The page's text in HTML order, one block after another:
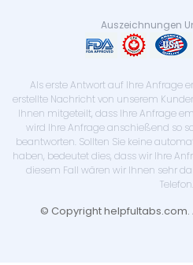
Auszeichnungen
Als erste Antwort auf Ihre Anfrage
erstellte Nachricht von unserem
Ihnen mitgeteilt, dass Ihre Anfrage
wird Ihre Anfrage anschießend so
beantworten. Sollten Sie keine
haben, bedeutet dies, dass wir Ihre
diesem Fall wären wir Ihnen sehr
Telefon.
© Copyright